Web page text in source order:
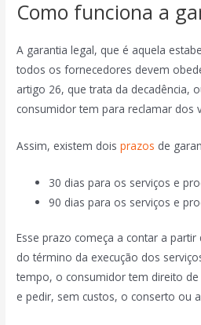
Como funciona a
A garantia legal, que é aquela
todos os fornecedores devem
artigo 26, que trata da decadência,
consumidor tem para reclamar dos
Assim, existem doisprazos de
30 dias para os serviços e
90 dias para os serviços e
Esse prazo começa a contar a
do término da execução dos
tempo, o consumidor tem direito
e pedir, sem custos, o conserto ou